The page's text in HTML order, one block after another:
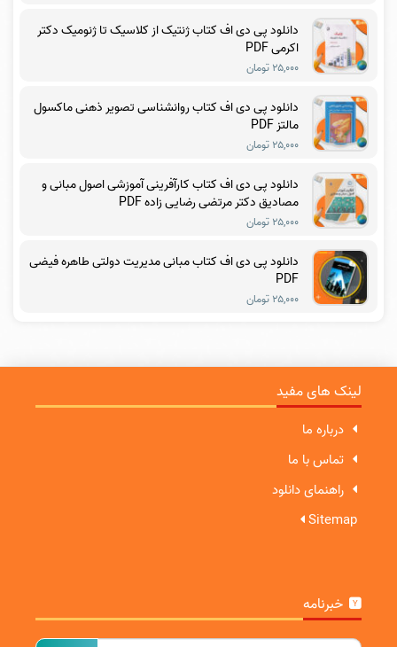
دانلود پی دی اف کتاب ژنتیک از کلاسیک تا ژنومیک دکتر
اکرمی PDF
۲۵,۰۰۰ تومان
دانلود پی دی اف کتاب روانشناسی تصویر ذهنی ماکسول
مالتز PDF
۲۵,۰۰۰ تومان
دانلود پی دی اف کتاب کارآفرینی آموزشی اصول مبانی و
مصادیق دکتر مرتضی رضایی زاده PDF
۲۵,۰۰۰ تومان
دانلود پی دی اف کتاب مبانی مدیریت دولتی طاهره فیضی
PDF
۲۵,۰۰۰ تومان
لینک های مفید
درباره ما
تماس با ما
راهنمای دانلود
Sitemap
خبرنامه